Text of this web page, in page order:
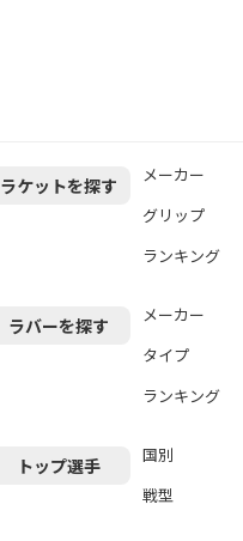
ラケットを探す メーカー
グリップ
ランキング
ラバーを探す メーカー
タイプ
ランキング
トップ選手 国別
戦型